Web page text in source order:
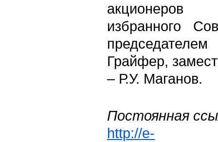
акционеров
избранного
Грайфер,
– Р.У. Маганов.
Постоянная
http://e-